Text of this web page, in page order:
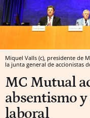
Miquel Valls (c), presidente de
la junta general de accionistas
MC Mutual
absentismo
laboral